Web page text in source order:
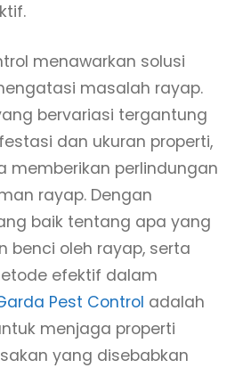
menawarkan solusi
masalah rayap.
bervariasi tergantung
dan ukuran properti,
memberikan perlindungan
rayap. Dengan
baik tentang apa yang
benci oleh rayap, serta
efektif dalam
Pest Control adalah
menjaga properti
yang disebabkan